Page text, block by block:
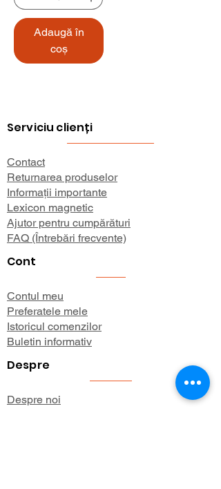
Adaugă în
coș
Serviciu clienți
Contact
Returnarea produselor
Informații importante
Lexicon magnetic
Ajutor pentru cumpărături
FAQ (Întrebări frecvente)
Cont
Contul meu
Preferatele mele
Istoricul comenzilor
Buletin informativ
Despre
Despre noi